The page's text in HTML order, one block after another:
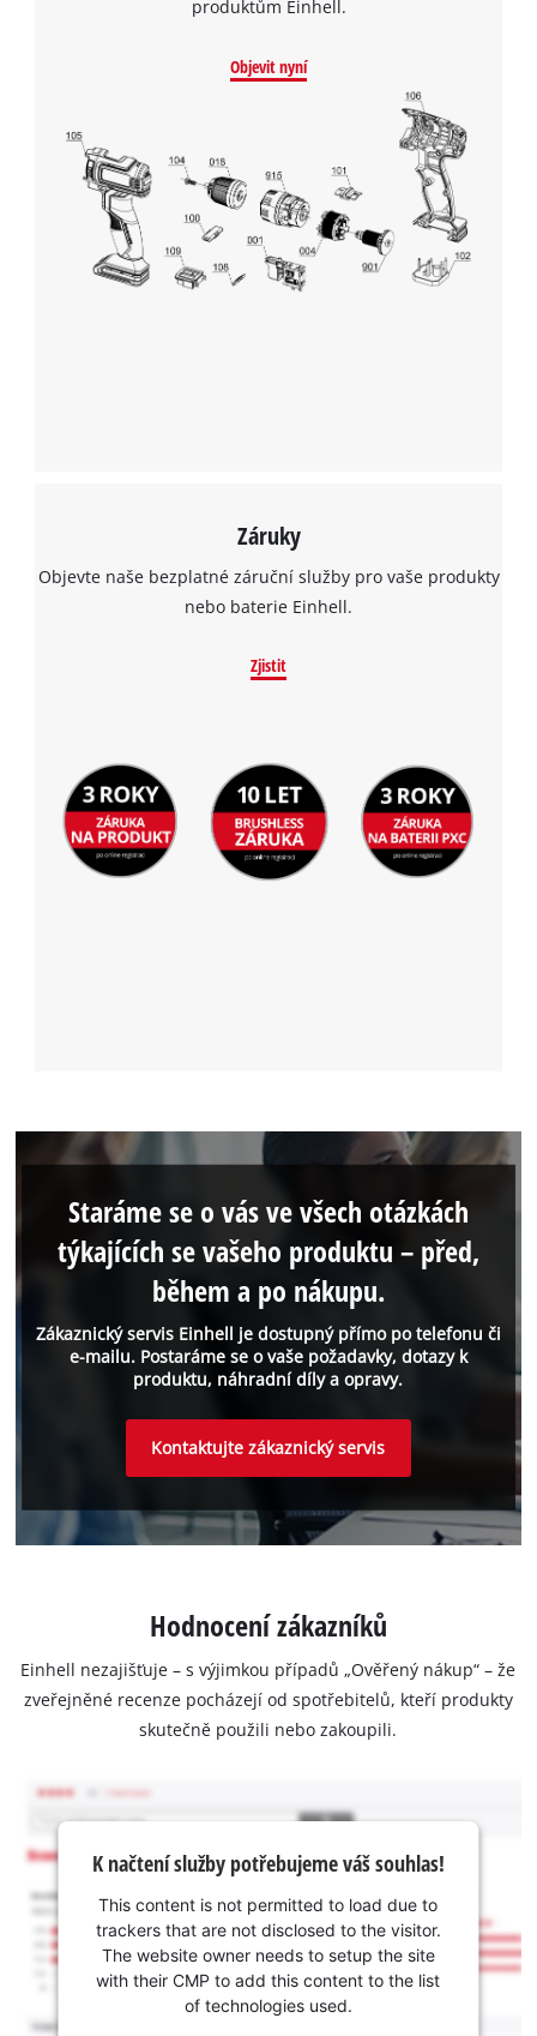
K načtení služby Google Maps
potřebujeme váš souhlas!
This content is not permitted to load due
to trackers that are not disclosed to the
produktům Einhell.
Objevit nyní
Záruky
Objevte naše bezplatné záruční služby pro vaše produkty
nebo baterie Einhell.
Zjistit
Zákaznický servis Einhell je dostupný přímo po telefonu či
e-mailu. Postaráme se o vaše požadavky, dotazy k
produktu, náhradní díly a opravy.
Staráme se o vás ve všech otázkách
týkajících se vašeho produktu – před,
během a po nákupu.
Kontaktujte zákaznický servis
Hodnocení zákazníků
Einhell nezajišťuje – s výjimkou případů „Ověřený nákup“ – že
zveřejněné recenze pocházejí od spotřebitelů, kteří produkty
skutečně použili nebo zakoupili.
K načtení služby potřebujeme váš souhlas!
This content is not permitted to load due to
trackers that are not disclosed to the visitor.
The website owner needs to setup the site
with their CMP to add this content to the list
of technologies used.